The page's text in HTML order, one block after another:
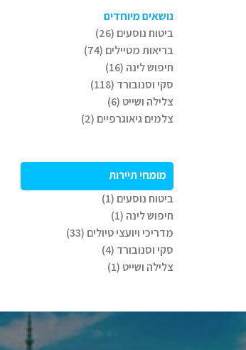
נושאים מיוחדים
ביטוח נוסעים (26)
בריאות מטיילים (74)
חיפוש לינה (16)
סקי וסנובורד (118)
צלילה ושייט (6)
צלמים גיאוגרפיים (2)
מומחי תיירות
ביטוח נוסעים (1)
חיפוש לינה (1)
מדריכי ויועצי טיולים (33)
סקי וסנובורד (4)
צלילה ושייט (1)